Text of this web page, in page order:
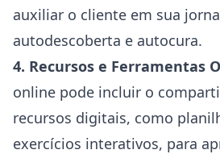
auxiliar o cliente em sua
autodescoberta e autocura.
4. Recursos e Ferramentas
online pode incluir o
recursos digitais, como
exercícios interativos, para